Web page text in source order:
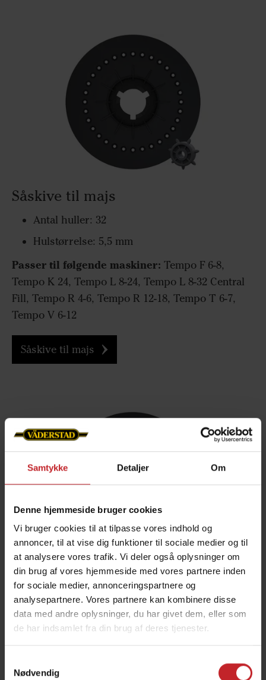
Samtykke Detaljer Om
Denne hjemmeside bruger cookies
Vi bruger cookies til at tilpasse vores indhold og
annoncer, til at vise dig funktioner til sociale medier og til
at analysere vores trafik. Vi deler også oplysninger om
din brug af vores hjemmeside med vores partnere inden
for sociale medier, annonceringspartnere og
analysepartnere. Vores partnere kan kombinere disse
data med andre oplysninger, du har givet dem, eller som
de har indsamlet fra din brug af deres tjenester.
Nødvendig
Såskive til majs
Antal huller: 32
Hulstørrelse: 5,5 mm
Passer til følgende maskiner: Tempo F 6-8,
Tempo K 24, Tempo L 8-24, Tempo L 8-32 Central
Fill, Tempo R 4-6, Tempo R 12-18, Tempo T 6-7,
Tempo V 6-12
Såskive til majs
Såskive til raps
Antal huller: 121
Hulstørrelse: 1,2 mm
Passer til følgende maskiner:Tempo F 6-8,
Fill, Tempo R 4-6, Tempo R 12-18, Tempo T 6-7,